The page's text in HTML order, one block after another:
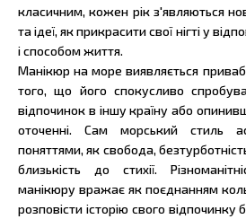
класичним, кожен рік з'являються
та ідеї, як прикрасити свої нігті у
і способом життя.
Манікюр на море виявляється
того, що його спокусливо
відпочинок в іншу країну або
оточенні. Сам морський стиль
поняттями, як свобода,
близькість до стихії.
манікюру вражає як поєднанням
розповісти історію свого